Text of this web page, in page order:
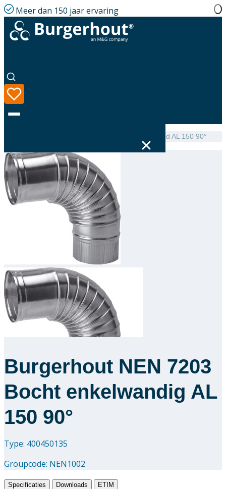
Meer dan 150 jaar ervaring
Taal
Assortiment
Academy
Over ons
Contact
NEN 7203 Elbow single-walled AL 150 90°
Burgerhout NEN 7203
Bocht enkelwandig AL
150 90°
Type: 400450135
Groupcode: NEN1002
Specificaties Downloads ETIM